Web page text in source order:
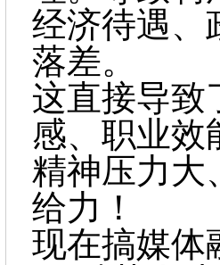
经济待遇、
落差。
这直接导致
感、职业效
精神压力大
给力！
现在搞媒体